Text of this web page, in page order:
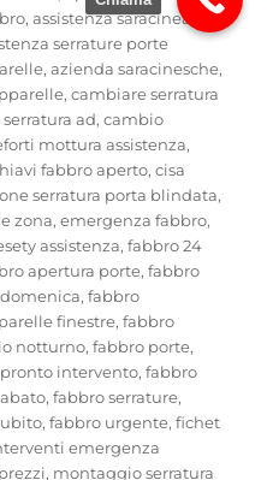
,assistenza saracineache,
serrature porte
,azienda saracinesche,
,cambiare serratura
ad,cambio
mottura assistenza,
fabbro aperto,cisa
serratura porta blindata,
zona,emergenza fabbro,
assistenza,fabbro 24
apertura porte,fabbro
,fabbro
finestre,fabbro
notturno,fabbro porte,
intervento,fabbro
,fabbro serrature,
,fabbro urgente,fichet
emergenza
, montaggio serratura